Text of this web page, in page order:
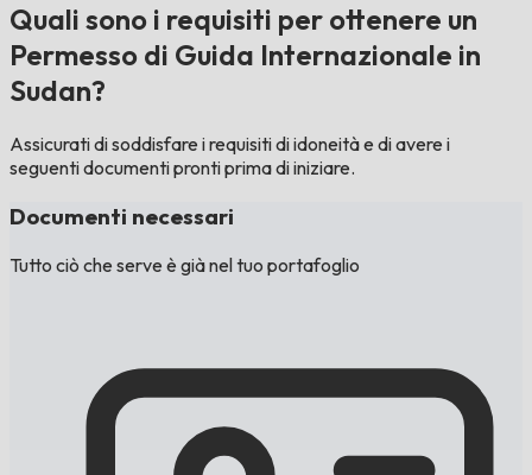
Quali sono i requisiti per ottenere un
Permesso di Guida Internazionale in
Sudan?
Assicurati di soddisfare i requisiti di idoneità e di avere i
seguenti documenti pronti prima di iniziare.
Documenti necessari
Tutto ciò che serve è già nel tuo portafoglio